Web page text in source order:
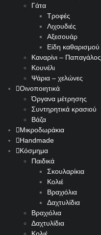
Γάτα
Τροφές
Λιχουδιές
Αξεσουάρ
Είδη καθαρισμού
Καναρίνι – Παπαγάλος
Κουνέλι
Ψάρια – χελώνες
Οινοποιητικά
Όργανα μέτρησης
Συντηρητικά κρασιού
Βάζα
Μικροδωράκια
Handmade
Κόσμημα
Παιδικά
Σκουλαρίκια
Κολιέ
Βραχιόλια
Δαχτυλίδια
Βραχιόλια
Δαχτυλίδια